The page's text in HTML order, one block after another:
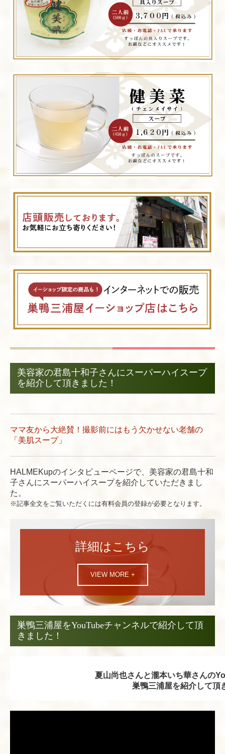
美容家の君島十和子さんにスーパーハイスープ
を紹介して頂きました！
ママ友から大絶賛！撮影前にはもう欠かせない老舗の
「美肌スープ」
HALMEKupのインタビューページで、美容家の君島十和
子さんにスーパーハイスープを紹介していただきまし
た。
※記事全文をご覧いただくには有料会員の登録が必要となります。
詳細はこちら
VIEW MORE +
巣鴨三浦屋をYouTubeチャンネルで紹介して頂
きました！
夏山尚也さんと瀧本いち華さんの
巣鴨三浦屋を紹介して頂